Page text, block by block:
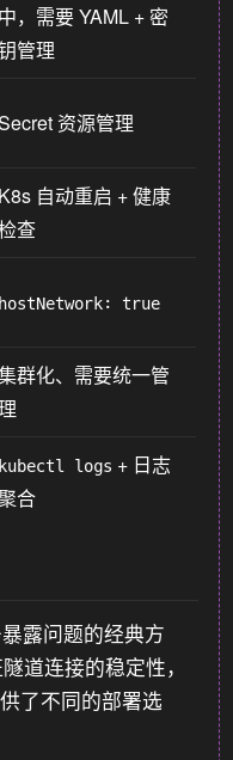
中，需要 YAML + 密
管理
资源管理
K8s 自动重启 + 健康
查
hostNetwork: true
群化、需要统一管
kubectl logs + 日志
合
露问题的经典方
道连接的稳定性，
了不同的部署选